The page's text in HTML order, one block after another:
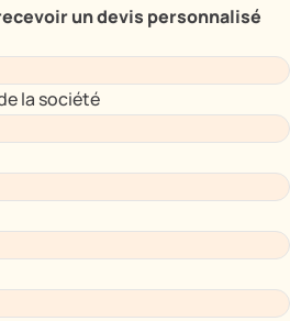
un devis personnalisé
la société